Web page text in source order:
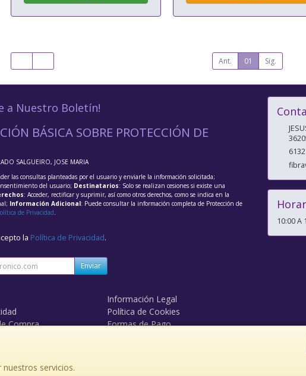
Ant. 01 Sig.
servicios.
a Nuestro Boletín!
BÁSICA SOBRE PROTECCIÓN DE
SALGUEIRO, JOSE MARIA
las consultas planteadas por el usuario y enviarle la información solicitada;
del usuario; Destinatarios: Solo se realizan cesiones si existe una
: Acceder, rectificar y suprimir, así como otros derechos, como se indica en la
Información Adicional: Puede consultar la información completa de Protección de
de Privacidad.
la Política de Privacidad.
Enviar
Información Legal
Política de Cookies
Compra
Formas de Pago
10:00 A